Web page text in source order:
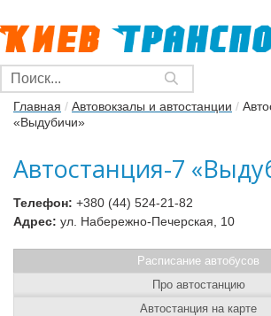
Главная / Автовокзалы и автостанции /
«Выдубичи»
Автостанция-7
Телефон: +380 (44) 524-21-82
Адрес: ул. Набережно-Печерская, 10
Расписание автобусов
Про автостанцию
Автостанция на карте